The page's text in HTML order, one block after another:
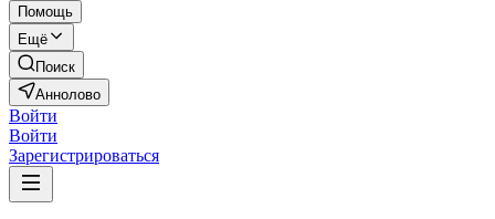
Помощь
Ещё
Поиск
Аннолово
Войти
Войти
Зарегистрироваться